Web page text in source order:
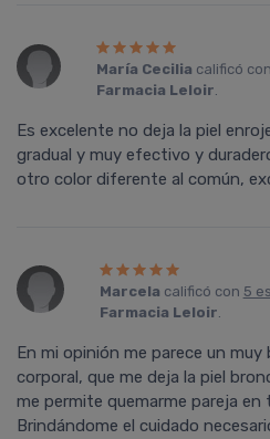
María Cecilia calificó con
Farmacia Leloir.
Es excelente no deja la piel
gradual y muy efectivo y
otro color diferente al común,
Marcela calificó con 5
Farmacia Leloir.
En mi opinión me parece un
corporal, que me deja la piel
me permite quemarme pareja en
Brindándome el cuidado